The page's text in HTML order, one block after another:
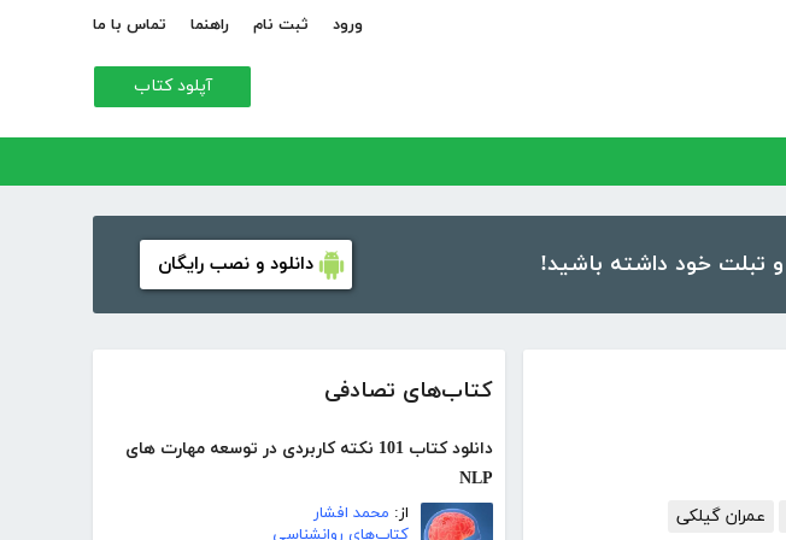
ورود ثبت نام راهنما تماس با ما
آپلود کتاب
دانلود و نصب رایگان
کتاب‌های تصادفی
دانلود کتاب 101 نکته کاربردی در توسعه مهارت های
NLP
از: محمد افشار
کتاب‌های روانشناسی
عمران گیلکی